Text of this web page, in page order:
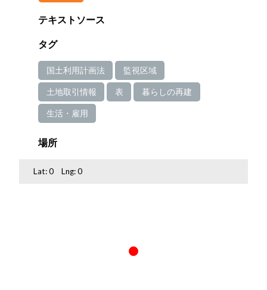
テキストソース
タグ
国土利用計画法 監視区域
土地取引情報 表 暮らしの再建
生活・雇用
場所
Lat:0 Lng:0